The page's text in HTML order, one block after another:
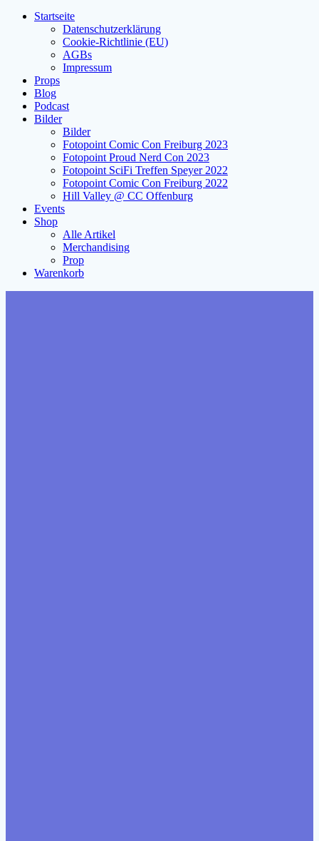
Startseite
Datenschutzerklärung
Cookie-Richtlinie (EU)
AGBs
Impressum
Props
Blog
Podcast
Bilder
Bilder
Fotopoint Comic Con Freiburg 2023
Fotopoint Proud Nerd Con 2023
Fotopoint SciFi Treffen Speyer 2022
Fotopoint Comic Con Freiburg 2022
Hill Valley @ CC Offenburg
Events
Shop
Alle Artikel
Merchandising
Prop
Warenkorb